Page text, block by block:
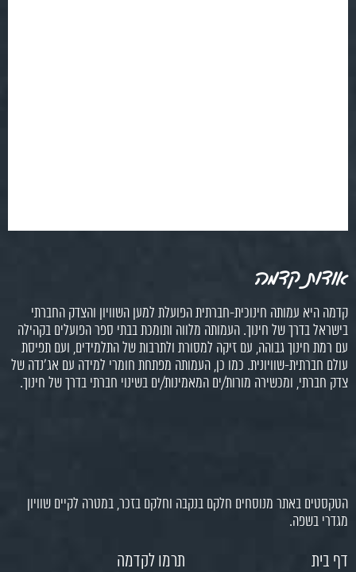
הפועלת למען השוויון והצדק החברתי
ותומכת בבתי ספר הפועלים בקהילה
ולתרבות של התלמידים, ועם תפיסת
העמותה מפתחת חומרי למידה עם אג'נדה של
ים בשינוי חברתי בדרך של חינוך.
וחלקם בזכר, במטרה לקיים שוויון
תרמו לקדמה